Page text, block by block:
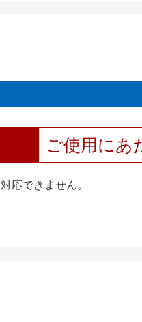
ご使用にあ
できません。